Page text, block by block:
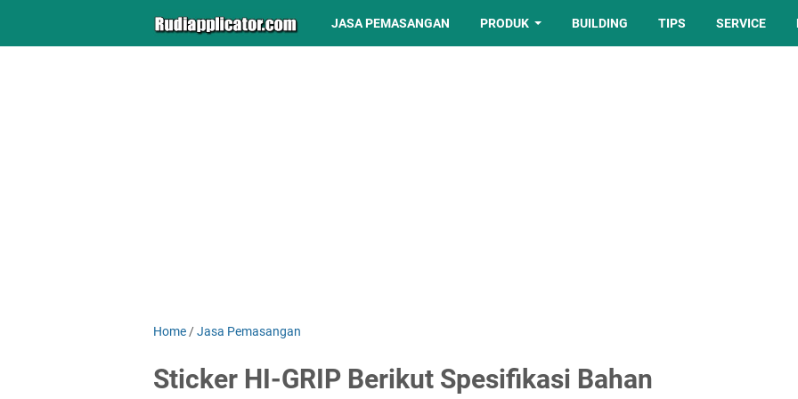
JASA PEMASANGAN PRODUK BUILDING TIPS SERVICE
Home /Jasa Pemasangan
Sticker HI-GRIP Berikut Spesifikasi Bahan